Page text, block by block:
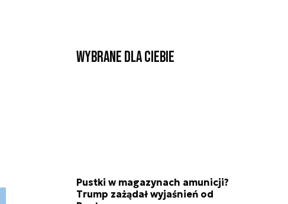
Wybrane dla Ciebie
Pustki w magazynach amunicji?
Trump zażądał wyjaśnień od